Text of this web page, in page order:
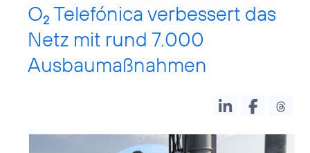
O2 Telefónica verbessert das
Netz mit rund 7.000
Ausbaumaßnahmen